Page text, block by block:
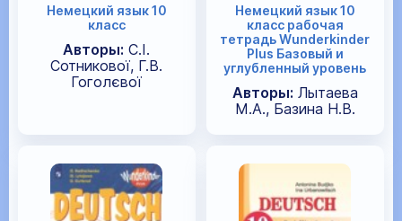
Немецкий язык 10
класс
Авторы: С.І.
Сотникової, Г.В.
Гоголєвої
Немецкий язык 10
класс рабочая
тетрадь Wunderkinder
Plus Базовый и
углубленный уровень
Авторы: Лытаева
М.А., Базина Н.В.